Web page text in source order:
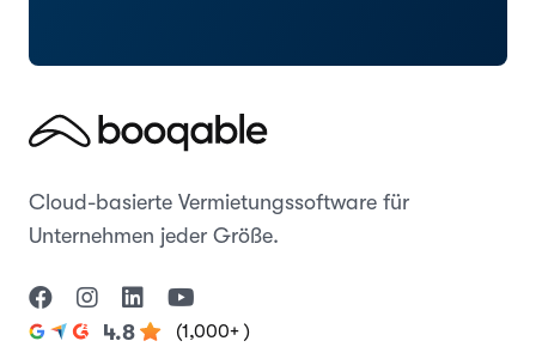
Cloud-basierte Vermietungssoftware für
Unternehmen jeder Größe.
4.8 (1,000+ )